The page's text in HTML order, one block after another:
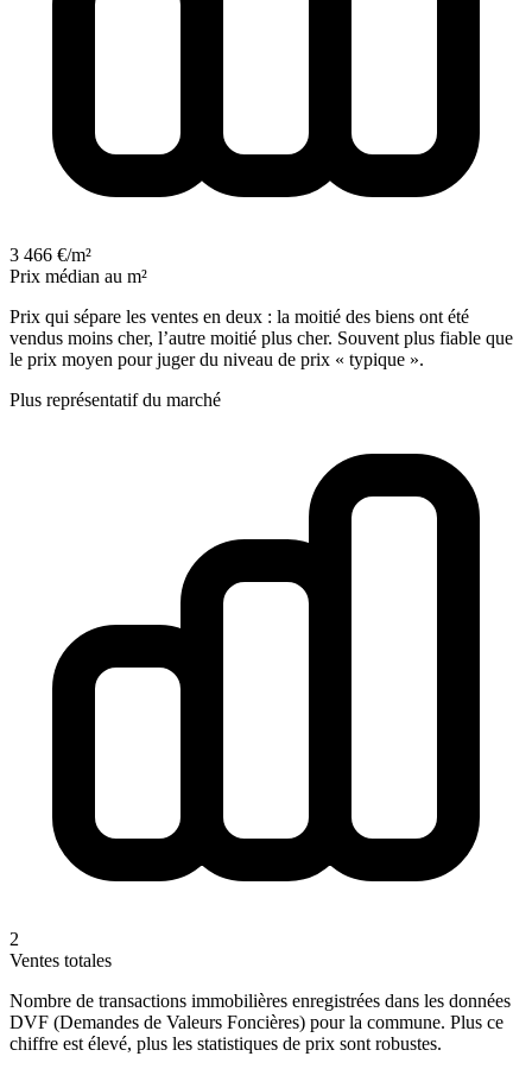
3 466 €/m²
Prix médian au m²
Prix qui sépare les ventes en deux : la moitié des biens ont été
vendus moins cher, l’autre moitié plus cher. Souvent plus fiable que
le prix moyen pour juger du niveau de prix « typique ».
Plus représentatif du marché
2
Ventes totales
Nombre de transactions immobilières enregistrées dans les données
DVF (Demandes de Valeurs Foncières) pour la commune. Plus ce
chiffre est élevé, plus les statistiques de prix sont robustes.